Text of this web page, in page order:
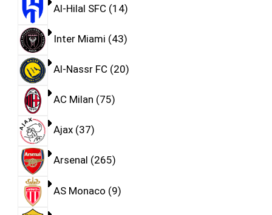
Al-Hilal SFC 14
Inter Miami 43
Al-Nassr FC 20
AC Milan 75
Ajax 37
Arsenal 265
AS Monaco 9